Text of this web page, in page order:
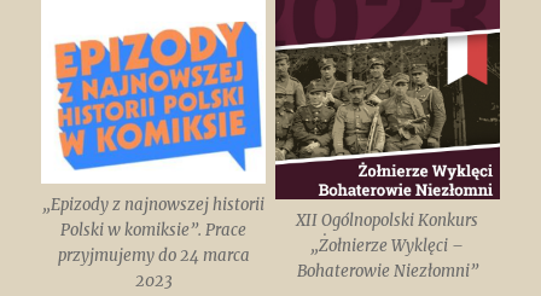
„Epizody z najnowszej historii
Polski w komiksie”. Prace
przyjmujemy do 24 marca
2023
XII Ogólnopolski Konkurs
„Żołnierze Wyklęci –
Bohaterowie Niezłomni”